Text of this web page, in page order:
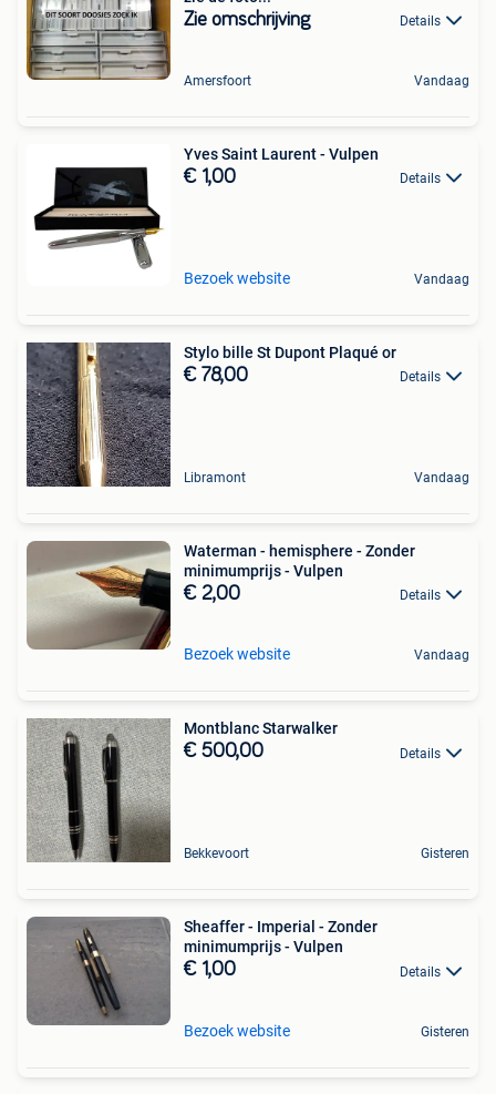
Zie omschrijving Details
Amersfoort Vandaag
Yves Saint Laurent - Vulpen
€ 1,00 Details
Bezoek website Vandaag
Stylo bille St Dupont Plaqué or
€ 78,00 Details
Libramont Vandaag
Waterman - hemisphere - Zonder
minimumprijs - Vulpen
€ 2,00 Details
Bezoek website Vandaag
Montblanc Starwalker
€ 500,00 Details
Bekkevoort Gisteren
Sheaffer - Imperial - Zonder
minimumprijs - Vulpen
€ 1,00 Details
Bezoek website Gisteren